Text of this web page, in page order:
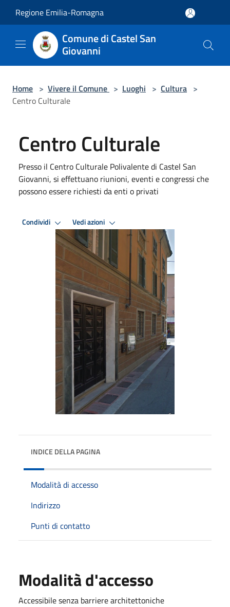
Regione Emilia-Romagna
Comune di Castel San
Giovanni
Home > Vivere il Comune > Luoghi > Cultura >
Centro Culturale
Centro Culturale
Presso il Centro Culturale Polivalente di Castel San
Giovanni, si effettuano riunioni, eventi e congressi che
possono essere richiesti da enti o privati
Condividi Vedi azioni
INDICE DELLA PAGINA
Modalità di accesso
Indirizzo
Punti di contatto
Modalità d'accesso
Accessibile senza barriere architettoniche